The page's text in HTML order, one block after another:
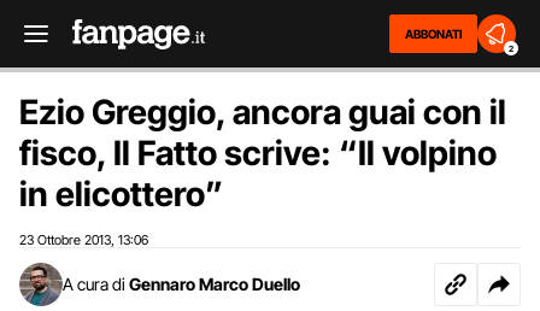
ABBONATI
2
Ezio Greggio, ancora guai con il
fisco, Il Fatto scrive: “Il volpino
in elicottero”
23 Ottobre 2013 13:06
A cura di Gennaro Marco Duello